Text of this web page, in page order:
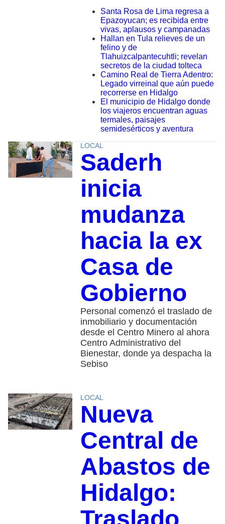
Santa Rosa de Lima regresa a
Epazoyucan; es recibida entre
vivas, aplausos y campanadas
Hallan en Tula relieves de un
felino y de
Tlahuizcalpantecuhtli; revelan
secretos de la ciudad tolteca
Camino Real de Tierra Adentro:
Legado virreinal que aún puede
recorrerse en Hidalgo
El municipio de Hidalgo donde
los viajeros encuentran aguas
termales, paisajes
semidesérticos y aventura
LOCAL
Saderh
inicia
mudanza
hacia la ex
Casa de
Gobierno
Personal comenzó el traslado de
inmobiliario y documentación
desde el Centro Minero al ahora
Centro Administrativo del
Bienestar, donde ya despacha la
Sebiso
LOCAL
Nueva
Central de
Abastos de
Hidalgo: